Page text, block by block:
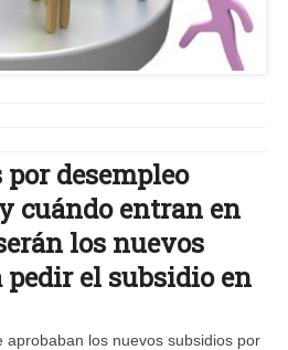
desempleo
cuándo entran en
los nuevos
el subsidio en
aprobaban los nuevos subsidios por